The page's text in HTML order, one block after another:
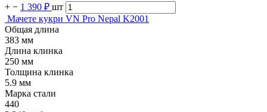
+ − 1 390 ₽ шт
Мачете кукри VN Pro Nepal K2001
Общая длина
383 мм
Длина клинка
250 мм
Толщина клинка
5.9 мм
Марка стали
440